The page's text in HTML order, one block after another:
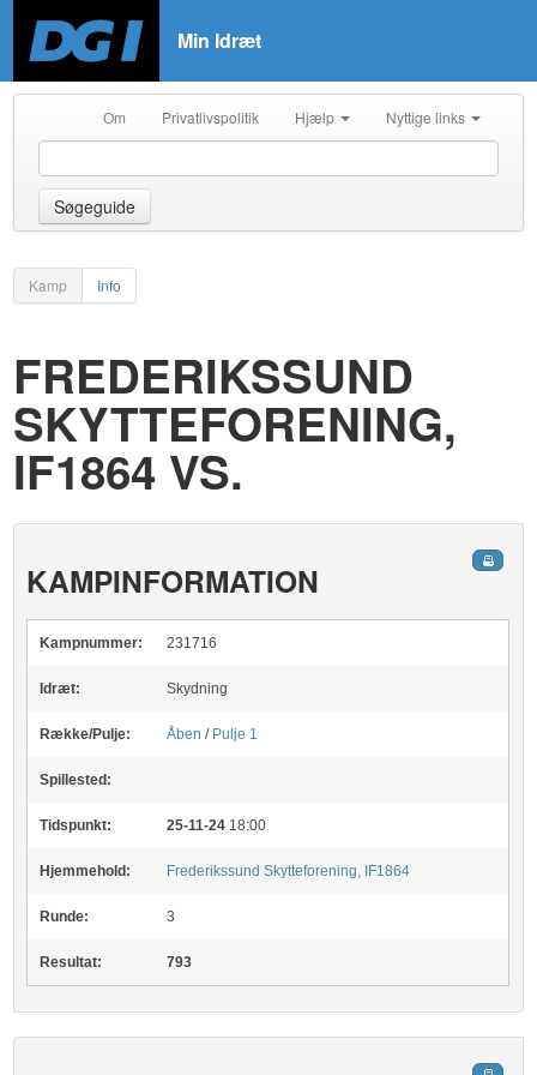
Min Idræt
Om Privatlivspolitik Hjælp Nyttige links
Søgeguide
Kamp Info
FREDERIKSSUND
SKYTTEFORENING,
IF1864 VS.
KAMPINFORMATION
Kampnummer: 231716
Idræt: Skydning
Række/Pulje: Åben / Pulje 1
Spillested:
Tidspunkt: 25-11-24 18:00
Hjemmehold: Frederikssund Skytteforening, IF1864
Runde: 3
Resultat: 793